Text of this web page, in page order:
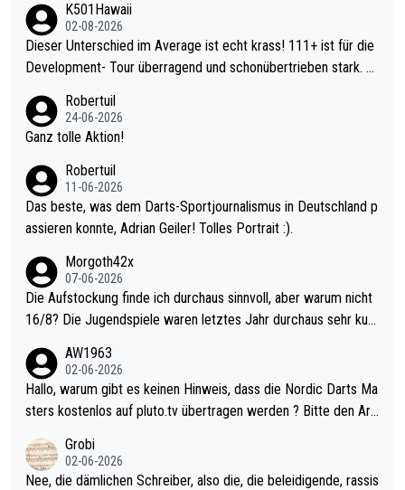
K501Hawaii
02-08-2026
Dieser Unterschied im Average ist echt krass! 111+ ist für die
Development- Tour überragend und schonübertrieben stark. U
mal 40+ erst recht. Da gewinnst keinen Blumentopf - ist ja noc
h krasser wie ein Pokalspiel eines Kreisligisten vs einem Bund
Robertuil
24-06-2026
Ganz tolle Aktion!
Robertuil
11-06-2026
Das beste, was dem Darts-Sportjournalismus in Deutschland p
assieren konnte, Adrian Geiler! Tolles Portrait :).
Morgoth42x
07-06-2026
Die Aufstockung finde ich durchaus sinnvoll, aber warum nicht
16/8? Die Jugendspiele waren letztes Jahr durchaus sehr kurz
Allerdings ist Mitchell Lawrie als Nummer 1 der Welt eh qualifi
ziert. Somit ändert die automatische Qualifikation des Weltmei
sters erstmal nichts. Ich denke sie wollen damit für nächstes J
ohl wenig WDF Turniere spielen. Dies war bei Archie Self letzt
es Jahr der Fall. Er musste als amtierender Weltmeister durch
AW1963
02-06-2026
Hallo, warum gibt es keinen Hinweis, dass die Nordic Darts Ma
sters kostenlos auf pluto.tv übertragen werden ? Bitte den Arti
Grobi
02-06-2026
Nee, die dämlichen Schreiber, also die, die beleidigende, rassis